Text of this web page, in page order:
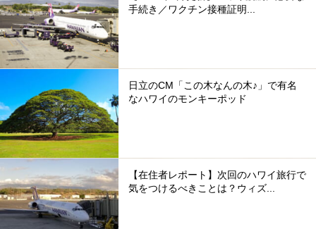
手続き／ワクチン接種証明...
日立のCM「この木なんの木♪」で有名
なハワイのモンキーポッド
【在住者レポート】次回のハワイ旅行で
気をつけるべきことは？ウィズ...